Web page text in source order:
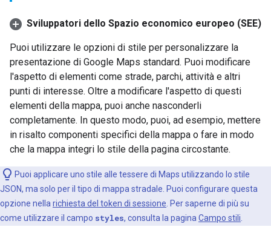
Sviluppatori dello Spazio economico europeo (SEE)
Puoi utilizzare le opzioni di stile per personalizzare la
presentazione di Google Maps standard. Puoi modificare
l'aspetto di elementi come strade, parchi, attività e altri
punti di interesse. Oltre a modificare l'aspetto di questi
elementi della mappa, puoi anche nasconderli
completamente. In questo modo, puoi, ad esempio, mettere
in risalto componenti specifici della mappa o fare in modo
che la mappa integri lo stile della pagina circostante.
Puoi applicare uno stile alle tessere di Maps utilizzando lo stile
JSON, ma solo per il tipo di mappa stradale. Puoi configurare questa
opzione nella richiesta del token di sessione . Per saperne di più su
come utilizzare il campo styles, consulta la pagina Campo stili